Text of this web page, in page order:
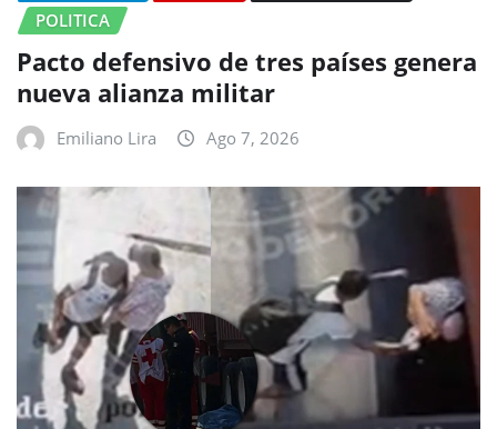
POLITICA
Pacto defensivo de tres países genera
nueva alianza militar
Emiliano Lira Ago 7, 2026